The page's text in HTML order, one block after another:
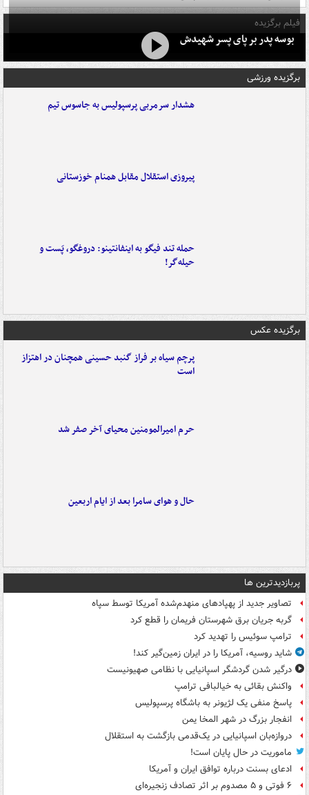
فیلم برگزیده
بوسه‌ پدر بر پای پسر شهیدش
برگزیده ورزشی
هشدار سرمربی پرسپولیس به جاسوس تیم
پیروزی استقلال مقابل همنام خوزستانی
حمله تند فیگو به اینفانتینو: دروغگو، پَست‌ و
حیله‌گر!
برگزیده عکس
پرچم سیاه بر فراز گنبد حسینی همچنان در اهتزاز
است
حرم امیرالمومنین محیای آخر صفر شد
حال و هوای سامرا بعد از ایام اربعین
پربازدیدترین ها
تصاویر جدید از پهپادهای منهدم‌شده آمریکا توسط سپاه
گربه جریان برق شهرستان فریمان را قطع کرد
ترامپ سوئیس را تهدید کرد
شاید روسیه، آمریکا را در ایران زمین‌گیر کند!
درگیر شدن گردشگر اسپانیایی با نظامی صهیونیست
واکنش بقائی به خیالبافی ترامپ
پاسخ منفی یک لژیونر به باشگاه پرسپولیس
انفجار بزرگ در شهر المخا یمن
دروازه‌بان اسپانیایی در یک‌قدمی بازگشت به استقلال
ماموریت در حال پایان است!
ادعای بسنت درباره توافق ایران و آمریکا
۶ فوتی و ۵ مصدوم بر اثر تصادف زنجیره‌ای